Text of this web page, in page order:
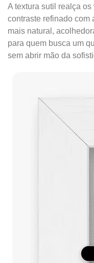
A textura sutil realça
contraste refinado com
mais natural,
para quem busca um
sem abrir mão da